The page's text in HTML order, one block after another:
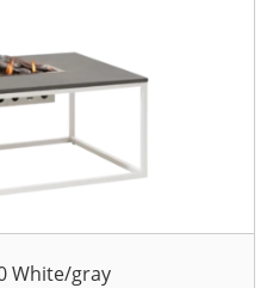
White/gray